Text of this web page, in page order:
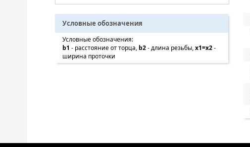
Условные обозначения
Условные обозначения:
b1 - расстояние от торца, b2- длина резьбы,x1=x2-
ширина проточки